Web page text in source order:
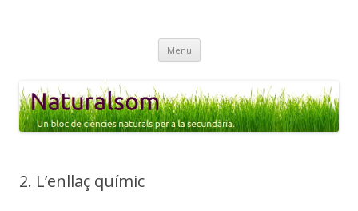
secundària.
Menu Skip
content
2. L’enllaç químic